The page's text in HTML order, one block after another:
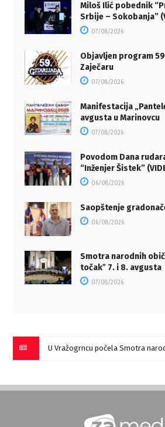
Miloš Ilić pobednik
Srbije – Sokobanja”
07/08/2026
Objavljen program
Zaječaru
07/08/2026
Manifestacija
avgusta u Marinovcu
07/08/2026
Povodom Dana
“Inženjer Šistek”
06/08/2026
Saopštenje
06/08/2026
Smotra narodnih
točakˮ 7. i 8. avgusta
07/08/2026